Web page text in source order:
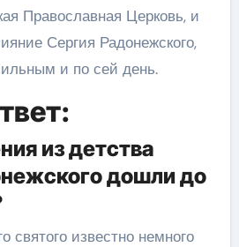
Православная Церковь, и
Сергия Радонежского,
и по сей день.
из детства
дошли до
святого известно немного